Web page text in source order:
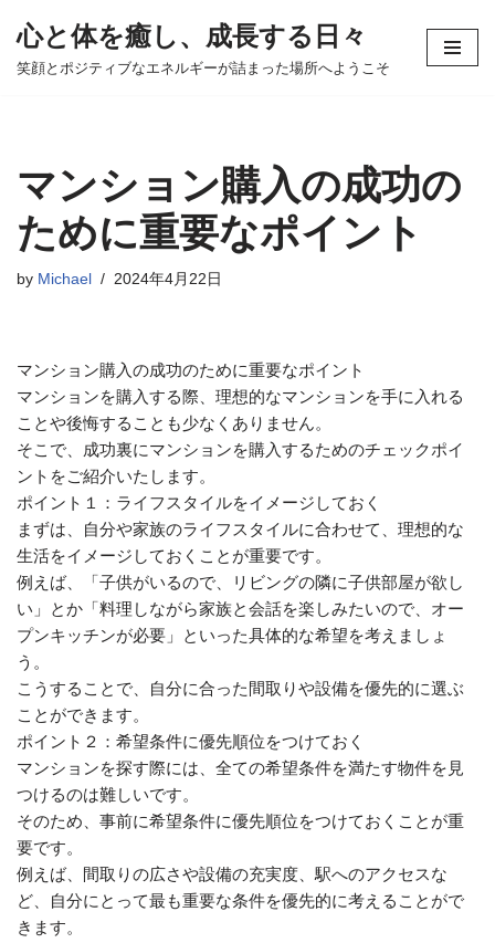
コ
へ
ス
キ
ッ
心と体を癒し、成長する日々
笑顔とポジティブなエネルギーが詰まった場所へようこそ
マンション購入の成功の
ために重要なポイント
by Michael 2024年4月22日
マンション購入の成功のために重要なポイント
マンションを購入する際、理想的なマンションを手に入れる
ことや後悔することも少なくありません。
そこで、成功裏にマンションを購入するためのチェックポイ
ントをご紹介いたします。
ポイント１：ライフスタイルをイメージしておく
まずは、自分や家族のライフスタイルに合わせて、理想的な
生活をイメージしておくことが重要です。
例えば、「子供がいるので、リビングの隣に子供部屋が欲し
い」とか「料理しながら家族と会話を楽しみたいので、オー
プンキッチンが必要」といった具体的な希望を考えましょ
う。
こうすることで、自分に合った間取りや設備を優先的に選ぶ
ことができます。
ポイント２：希望条件に優先順位をつけておく
マンションを探す際には、全ての希望条件を満たす物件を見
つけるのは難しいです。
そのため、事前に希望条件に優先順位をつけておくことが重
要です。
例えば、間取りの広さや設備の充実度、駅へのアクセスな
ど、自分にとって最も重要な条件を優先的に考えることがで
きます。